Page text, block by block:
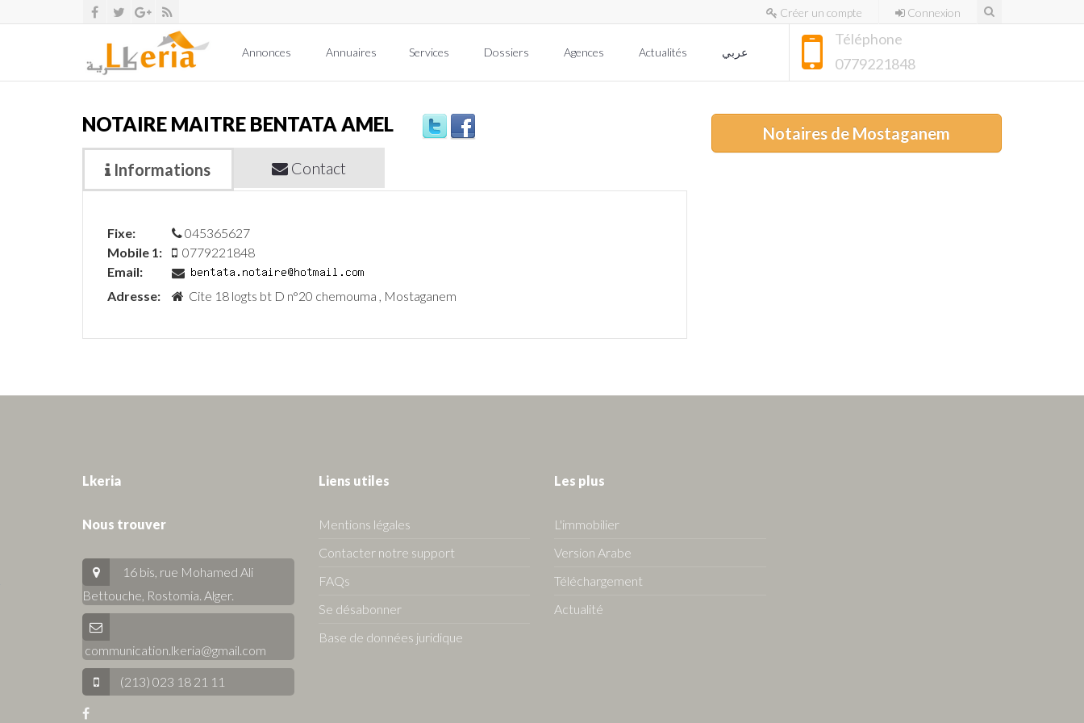
Créer un compte Connexion
Téléphone
0779221848
Annonces Annuaires Services Dossiers Agences Actualités
NOTAIRE MAITRE BENTATA AMEL
Informations Contact
Fixe:
045365627
Mobile 1:
0779221848
Email:
Adresse:
Cite 18 logts bt D n°20 chemouma , Mostaganem
Notaires de Mostaganem
Lkeria
Nous trouver
16 bis, rue Mohamed Ali
Bettouche, Rostomia. Alger.
communication.lkeria@gmail.com
(213) 023 18 21 11
Liens utiles
Mentions légales
Contacter notre support
FAQs
Se désabonner
Base de données juridique
Les plus
L'immobilier
Version Arabe
Téléchargement
Actualité